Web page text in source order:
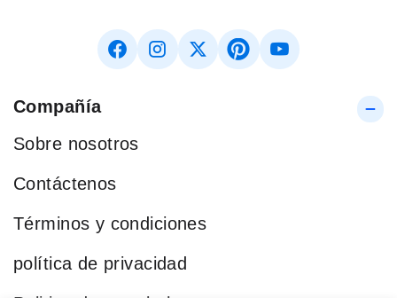
Compañía
Sobre nosotros
Contáctenos
Términos y condiciones
política de privacidad